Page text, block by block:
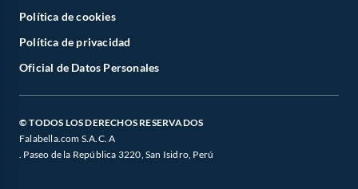
Política de cookies
Política de privacidad
Oficial de Datos Personales
© TODOS LOS DERECHOS RESERVADOS
Falabella.com S.A.C. A
. Paseo de la República 3220, San Isidro, Perú